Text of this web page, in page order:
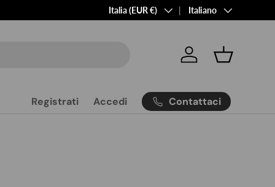
Paese/Regione
Italia (EUR €) LinguaItaliano
Accedi Cestino
Registrati Accedi Contattaci